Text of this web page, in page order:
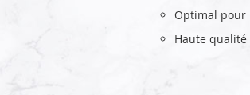
Optimal
Haute qualité